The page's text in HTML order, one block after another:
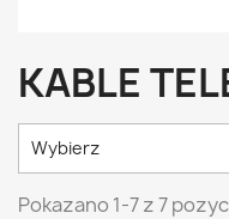
KABLE
Wybierz
Pokazano 1-7 z 7